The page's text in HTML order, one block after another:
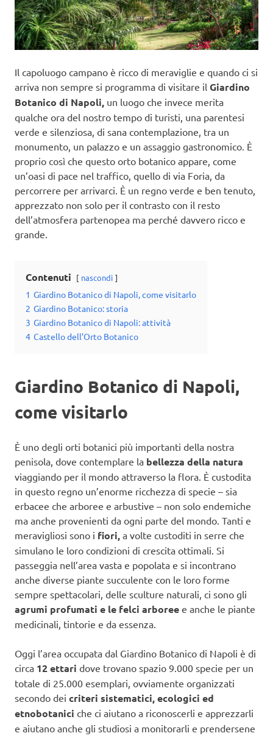
Il capoluogo campano è ricco di meraviglie e quando ci si
arriva non sempre si programma di visitare il Giardino
Botanico di Napoli, un luogo che invece merita
qualche ora del nostro tempo di turisti, una parentesi
verde e silenziosa, di sana contemplazione, tra un
monumento, un palazzo e un assaggio gastronomico. È
proprio così che questo orto botanico appare, come
un’oasi di pace nel traffico, quello di via Foria, da
percorrere per arrivarci. È un regno verde e ben tenuto,
apprezzato non solo per il contrasto con il resto
dell’atmosfera partenopea ma perché davvero ricco e
grande.
Contenuti nascondi
1 Giardino Botanico di Napoli, come visitarlo
2 Giardino Botanico: storia
3 Giardino Botanico di Napoli: attività
4 Castello dell’Orto Botanico
Giardino Botanico di Napoli,
come visitarlo
È uno degli orti botanici più importanti della nostra
penisola, dove contemplare la bellezza della natura
viaggiando per il mondo attraverso la flora. È custodita
in questo regno un’enorme ricchezza di specie – sia
erbacee che arboree e arbustive – non solo endemiche
ma anche provenienti da ogni parte del mondo. Tanti e
meravigliosi sono i fiori, a volte custoditi in serre che
simulano le loro condizioni di crescita ottimali. Si
passeggia nell’area vasta e popolata e si incontrano
anche diverse piante succulente con le loro forme
sempre spettacolari, delle sculture naturali, ci sono gli
agrumi profumati e le felci arboree e anche le piante
medicinali, tintorie e da essenza.
Oggi l’area occupata dal Giardino Botanico di Napoli è di
circa 12 ettari dove trovano spazio 9.000 specie per un
totale di 25.000 esemplari, ovviamente organizzati
secondo dei criteri sistematici, ecologici ed
etnobotanici che ci aiutano a riconoscerli e apprezzarli
e aiutano anche gli studiosi a monitorarli e prendersene